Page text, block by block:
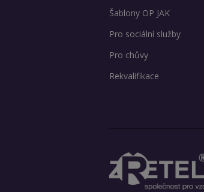
Šablony OP JAK
Pro sociální služby
Pro chůvy
Rekvalifikace